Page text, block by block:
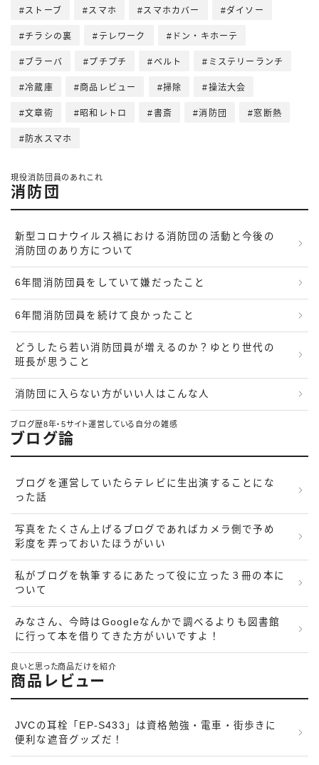
ストーブ スマホ スマホカバー ダイソー
チラシの裏 テレワーク ドン・キホーテ
ブラーバ プチプチ ベルト ミステリーランチ
冷蔵庫 商品レビュー 掃除 操法大会
文章術 昭和レトロ 書斎 消防団 窓断熱
防水スマホ
現役消防団員のあれこれ
消防団
新型コロナウイルス禍における消防団の活動と今後の
消防団のあり方について
6年間消防団員をしていて嫌だったこと
6年間消防団員を続けて良かったこと
どうしたら若い消防団員が増えるのか？ゆとり世代の
班長が思うこと
消防団に入らない方がいい人はこんな人
ブログ歴8年・5サイト運営している自分の雑感
ブログ論
ブログを運営していたらテレビに生出演することにな
った話
写真をたくさん上げるブログであればカメラ側で予め
彩度を弄っておいたほうがいい
私がブログを執筆するにあたって役に立った３冊の本に
ついて
みなさん、今時はGoogleなんかで調べるよりも図書館
に行って本を借りてきた方がいいですよ！
良いと思った商品だけを紹介
商品レビュー
JVCの耳栓「EP-S433」は資格勉強・電車・街歩きに
便利な遮音グッズだ！